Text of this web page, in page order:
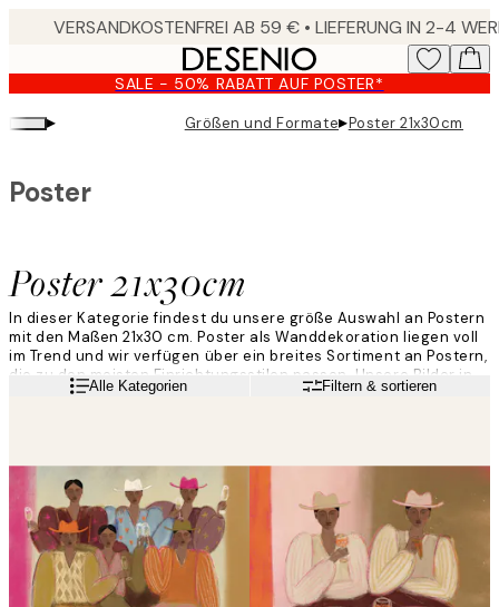
content.
SALE - 50% RABATT AUF POSTER*
▸ Größen und Formate▸Poster 21x30cm
Poster 21x30cm
Poster
In dieser Kategorie findest du unsere größe Auswahl an Postern
mit den Maßen 21x30 cm. Poster als Wanddekoration liegen voll
im Trend und wir verfügen über ein breites Sortiment an Postern,
die zu den meisten Einrichtungsstilen passen. Unsere Bilder in
der Größe 21x30 cm kannst duuntereinander oder mit Bildern in
WeiterlesenAlle Kategorien Filtern & sortieren